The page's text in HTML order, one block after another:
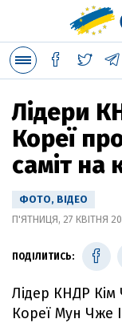
Лідери
Кореї
саміт на
ФОТО, ВІДЕО
П'ЯТНИЦЯ, 27 КВІТНЯ
ПОДІЛИТИСЬ:
Лідер КНДР Кім
Кореї Мун Чже